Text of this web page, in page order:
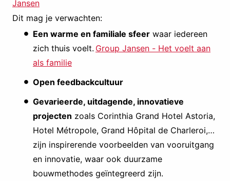
Jansen
Dit mag je verwachten:
Een warme en familiale sfeer waar iedereen
zich thuis voelt. Group Jansen - Het voelt aan
als familie
Open feedbackcultuur
Gevarieerde, uitdagende, innovatieve
projecten zoals Corinthia Grand Hotel Astoria,
Hotel Métropole, Grand Hôpital de Charleroi,…
zijn inspirerende voorbeelden van vooruitgang
en innovatie, waar ook duurzame
bouwmethodes geïntegreerd zijn.